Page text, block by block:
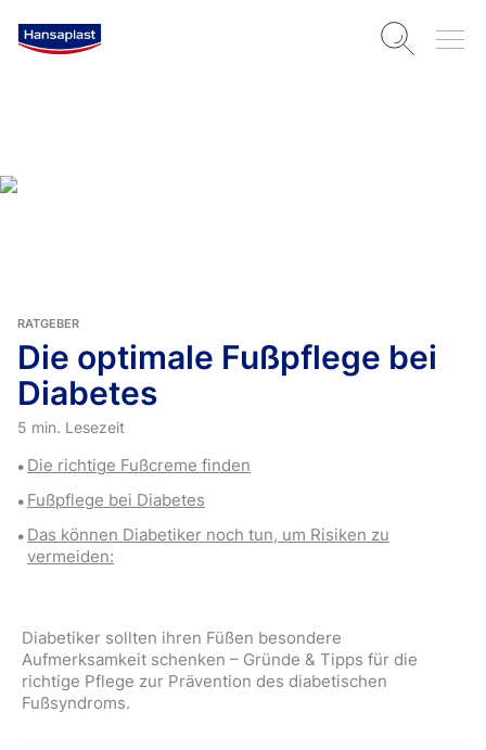
RATGEBER
Die optimale Fußpflege bei
Diabetes
5 min. Lesezeit
Die richtige Fußcreme finden
Fußpflege bei Diabetes
Das können Diabetiker noch tun, um Risiken zu
vermeiden:
Diabetiker sollten ihren Füßen besondere
Aufmerksamkeit schenken – Gründe & Tipps für die
richtige Pflege zur Prävention des diabetischen
Fußsyndroms.